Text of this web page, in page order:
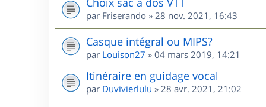
par Friserando » 28 nov. 2021, 16:43
Casque intégral ou MIPS?
par Louison27 » 04 mars 2019, 14:21
Itinéraire en guidage vocal
par Duvivierlulu » 28 avr. 2021, 21:02